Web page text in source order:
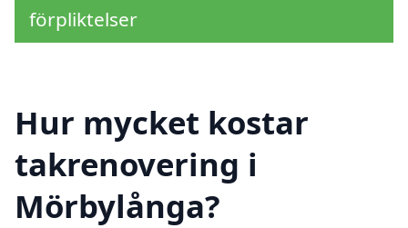
förpliktelser
Hur mycket kostar
takrenovering i
Mörbylånga?